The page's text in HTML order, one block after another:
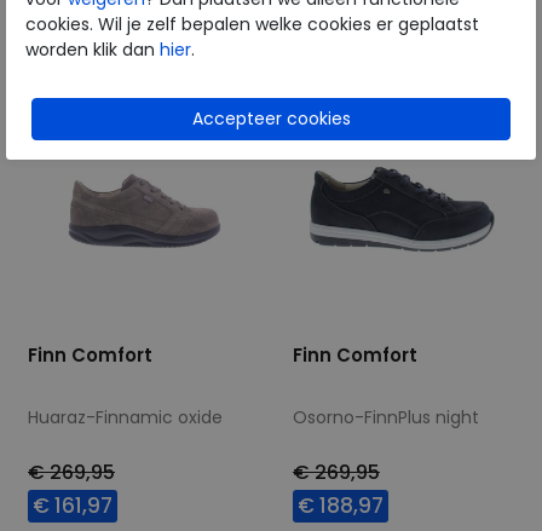
7 8 8,5 9 42
Finn Comfort
Huaraz-Finnamic oxide
€ 269,95
€ 161,97
Finn Comfort
Osorno-FinnPlus night
€ 269,95
€ 188,97
cookies. Wil je zelf bepalen welke cookies er geplaatst
worden klik dan hier.